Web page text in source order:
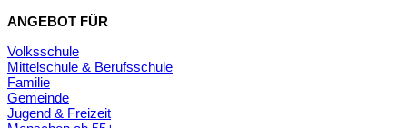
ANGEBOT FÜR
Volksschule
Mittelschule & Berufsschule
Familie
Gemeinde
Jugend & Freizeit